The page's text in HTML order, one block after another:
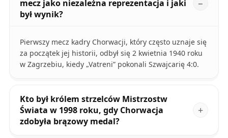
mecz jako niezależna reprezentacja i jaki
był wynik?
Pierwszy mecz kadry Chorwacji, który często uznaje się
za początek jej historii, odbył się 2 kwietnia 1940 roku
w Zagrzebiu, kiedy „Vatreni” pokonali Szwajcarię 4:0.
Kto był królem strzelców Mistrzostw
Świata w 1998 roku, gdy Chorwacja
zdobyła brązowy medal?